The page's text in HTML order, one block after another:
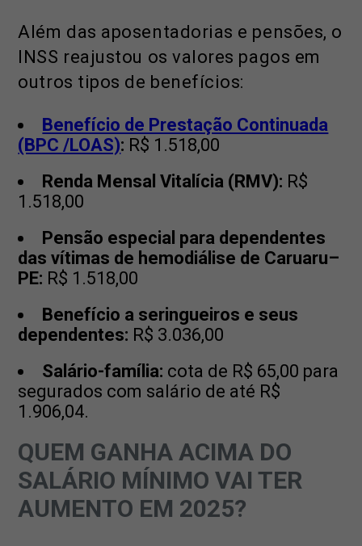
Além das aposentadorias e pensões, o
INSS reajustou os valores pagos em
outros tipos de benefícios:
Benefício de Prestação Continuada
(BPC /LOAS): R$ 1.518,00
Renda Mensal Vitalícia (RMV): R$
1.518,00
Pensão especial para dependentes
das vítimas de hemodiálise de Caruaru–
PE: R$ 1.518,00
Benefício a seringueiros e seus
dependentes: R$ 3.036,00
Salário-família: cota de R$ 65,00 para
segurados com salário de até R$
1.906,04.
QUEM GANHA ACIMA DO
SALÁRIO MÍNIMO VAI TER
AUMENTO EM 2025?